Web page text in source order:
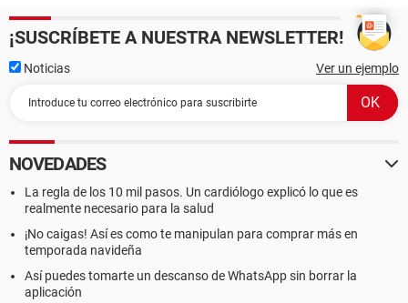
¡SUSCRÍBETE A NUESTRA NEWSLETTER!
Noticias Ver un ejemplo
NOVEDADES
La regla de los 10 mil pasos. Un cardiólogo explicó lo que es
realmente necesario para la salud
¡No caigas! Así es como te manipulan para comprar más en
temporada navideña
Así puedes tomarte un descanso de WhatsApp sin borrar la
aplicación